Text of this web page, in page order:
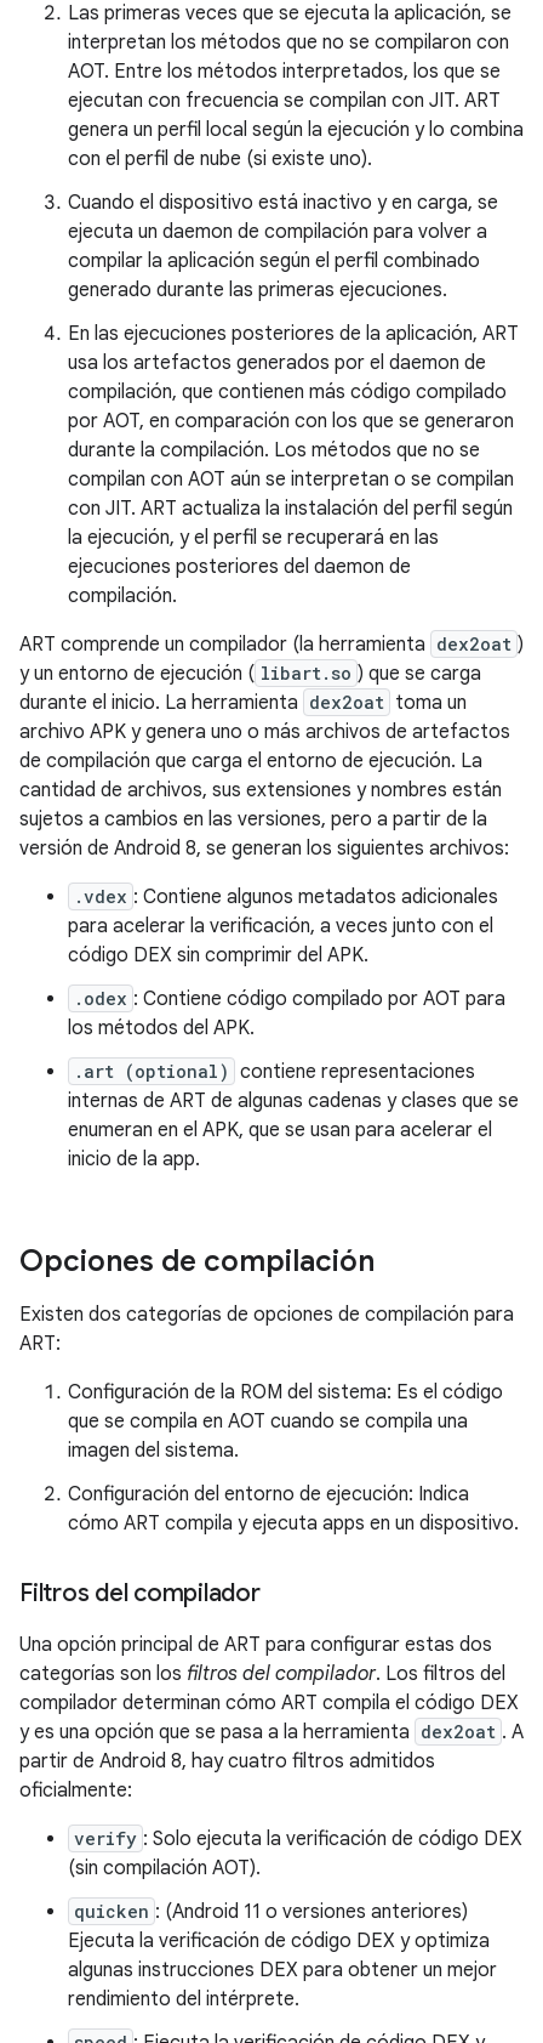
Las primeras veces que se ejecuta la aplicación, se
interpretan los métodos que no se compilaron con
AOT. Entre los métodos interpretados, los que se
ejecutan con frecuencia se compilan con JIT. ART
genera un perfil local según la ejecución y lo combina
con el perfil de nube (si existe uno).
Cuando el dispositivo está inactivo y en carga, se
ejecuta un daemon de compilación para volver a
compilar la aplicación según el perfil combinado
generado durante las primeras ejecuciones.
En las ejecuciones posteriores de la aplicación, ART
usa los artefactos generados por el daemon de
compilación, que contienen más código compilado
por AOT, en comparación con los que se generaron
durante la compilación. Los métodos que no se
compilan con AOT aún se interpretan o se compilan
con JIT. ART actualiza la instalación del perfil según
la ejecución, y el perfil se recuperará en las
ejecuciones posteriores del daemon de
compilación.
ART comprende un compilador (la herramienta dex2oat )
y un entorno de ejecución ( libart.so ) que se carga
durante el inicio. La herramienta dex2oat toma un
archivo APK y genera uno o más archivos de artefactos
de compilación que carga el entorno de ejecución. La
cantidad de archivos, sus extensiones y nombres están
sujetos a cambios en las versiones, pero a partir de la
versión de Android 8, se generan los siguientes archivos:
.vdex : Contiene algunos metadatos adicionales
para acelerar la verificación, a veces junto con el
código DEX sin comprimir del APK.
.odex : Contiene código compilado por AOT para
los métodos del APK.
.art (optional) contiene representaciones
internas de ART de algunas cadenas y clases que se
enumeran en el APK, que se usan para acelerar el
inicio de la app.
Opciones de compilación
Existen dos categorías de opciones de compilación para
ART:
Configuración de la ROM del sistema: Es el código
que se compila en AOT cuando se compila una
imagen del sistema.
Configuración del entorno de ejecución: Indica
cómo ART compila y ejecuta apps en un dispositivo.
Filtros del compilador
Una opción principal de ART para configurar estas dos
categorías son los filtros del compilador. Los filtros del
compilador determinan cómo ART compila el código DEX
y es una opción que se pasa a la herramienta dex2oat . A
partir de Android 8, hay cuatro filtros admitidos
oficialmente:
verify : Solo ejecuta la verificación de código DEX
(sin compilación AOT).
quicken : (Android 11 o versiones anteriores)
Ejecuta la verificación de código DEX y optimiza
algunas instrucciones DEX para obtener un mejor
rendimiento del intérprete.